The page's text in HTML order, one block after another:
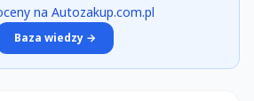
na Autozakup.com.pl
Baza wiedzy →